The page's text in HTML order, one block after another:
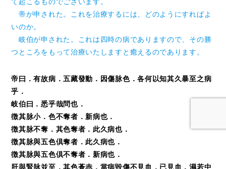
帝が申された。これを治療するには、どのようにすればよ
いのか。
岐伯が申された。これは四時の病でありますので、その勝
つところをもって治療いたしますと癒えるのであります。
帝曰．有故病．五藏發動．因傷脉色．各何以知其久暴至之病
乎．
岐伯曰．悉乎哉問也．
徴其脉小．色不奪者．新病也．
徴其脉不奪．其色奪者．此久病也．
徴其脉與五色倶奪者．此久病也．
徴其脉與五色倶不奪者．新病也．
肝與腎脉並至．其色蒼赤．當病毀傷不見血．已見血．濕若中